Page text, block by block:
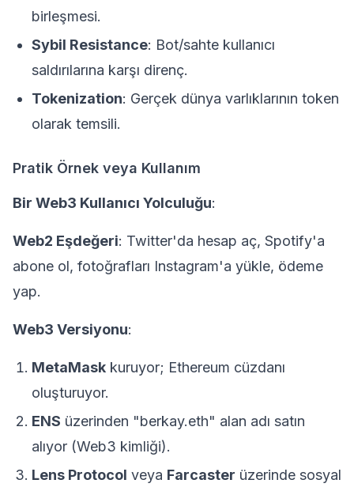
birleşmesi.
Sybil Resistance: Bot/sahte kullanıcı
saldırılarına karşı direnç.
Tokenization: Gerçek dünya varlıklarının token
olarak temsili.
Pratik Örnek veya Kullanım
Bir Web3 Kullanıcı Yolculuğu:
Web2 Eşdeğeri: Twitter'da hesap aç, Spotify'a
abone ol, fotoğrafları Instagram'a yükle, ödeme
yap.
Web3 Versiyonu:
MetaMask kuruyor; Ethereum cüzdanı
oluşturuyor.
ENS üzerinden "berkay.eth" alan adı satın
alıyor (Web3 kimliği).
Lens Protocol veya Farcaster üzerinde sosyal